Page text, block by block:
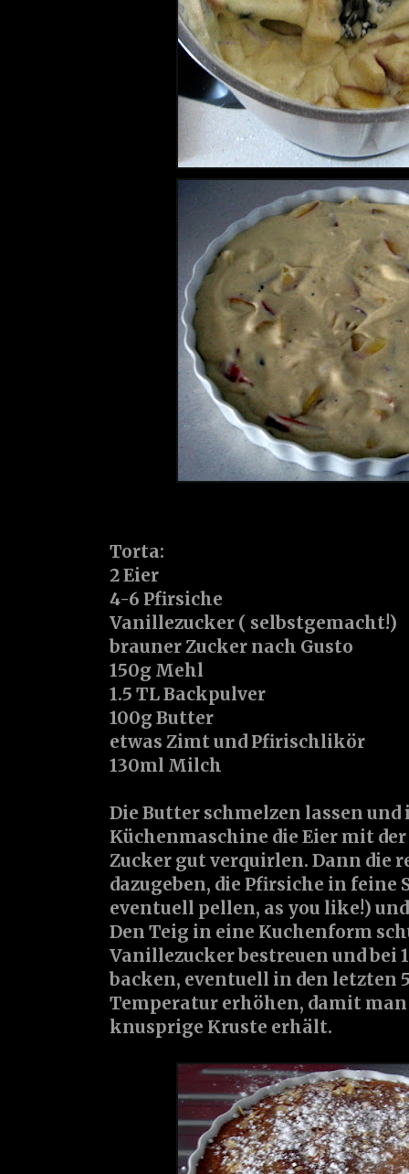
Torta:
2 Eier
4-6 Pfirsiche
Vanillezucker ( selbstgemacht!)
brauner Zucker nach Gusto
150g Mehl
1.5 TL Backpulver
100g Butter
etwas Zimt und Pfirischlikör
130ml Milch
Die Butter schmelzen lassen
Küchenmaschine die Eier mit
Zucker gut verquirlen. Dann die
dazugeben, die Pfirsiche in feine
eventuell pellen, as you like!)
Den Teig in eine Kuchenform
Vanillezucker bestreuen und bei
backen, eventuell in den letzten
Temperatur erhöhen, damit
knusprige Kruste erhält.